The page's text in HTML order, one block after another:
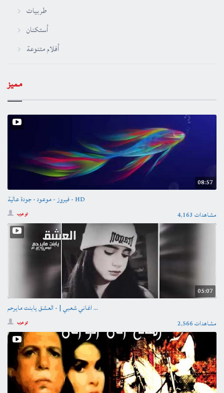
طربيات
أستكنان
أفلام متنوعة
مميز
08:57
فيروز - موعود - جودة عالية - HD
تو عرب 4,163 مشاهدات
05:07
اغاني شعبي | - العشق يابنت مايرحم ...
تو عرب 2,566 مشاهدات